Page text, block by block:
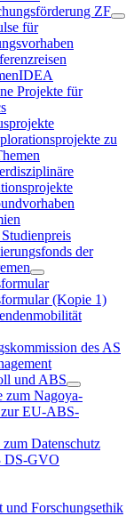
ZF
für
Projekte für
zu
der
(Kopie 1)
des AS
und ABS
zum Nagoya-
EU-ABS-
Datenschutz
DS-GVO
und Forschungsethik